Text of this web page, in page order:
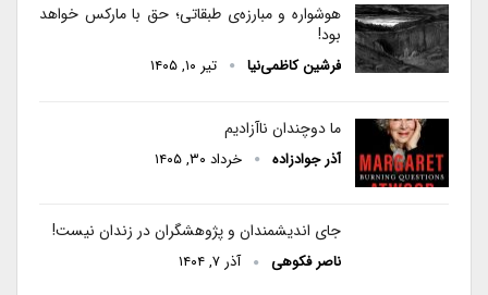
هوشواره و مبارزه‌ی طبقاتی؛ حق با مارکس خواهد
بود!
فرشین کاظمی‌نیا تیر ۱۰, ۱۴۰۵
ما دوچندان ناآزادیم
آذر جوادزاده خرداد ۳۰, ۱۴۰۵
جای اندیشمندان و پژوهشگران در زندان نیست!
ناصر فکوهی آذر ۷, ۱۴۰۴